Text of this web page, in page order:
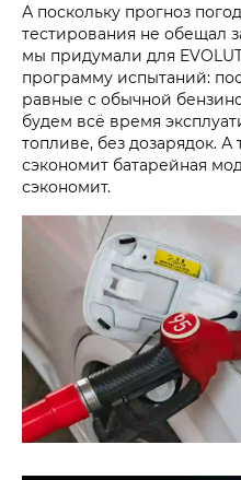
А поскольку прогноз
тестирования не обещал
мы придумали для
программу испытаний:
равные с обычной
будем всё время
топливе, без дозарядок.
сэкономит батарейная
сэкономит.